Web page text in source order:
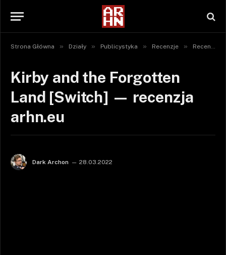
Strona Główna » Działy » Publicystyka » Recenzje » Recenzje gier
Kirby and the Forgotten
Land [Switch] — recenzja
arhn.eu
Dark Archon 28.03.2022